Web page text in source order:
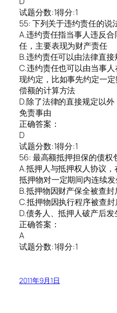
试题分数:1得分:1
55: 下列关于违约责任的说
A.违约责任指当事人违反
任，主要表现为财产责任
B.违约责任可以由法律直接
C.违约责任也可以由当事
现约定，比如事先约定一
偿额的计算方法
D.除了法律的直接规定以
免责事由
正确答案：
D
试题分数:1得分:1
56: 最高额抵押担保的债权
A.抵押人与抵押权人协议
抵押物对一定期间内连续
B.抵押物因财产保全被查
C.抵押物因执行程序被查
D.债务人、抵押人破产后发
正确答案：
A
试题分数:1得分:1
2011年9月1日